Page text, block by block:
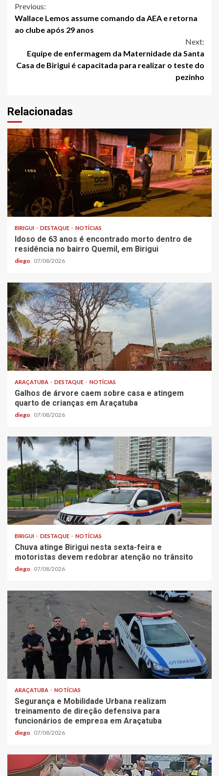
Continue
Reading
Previous:
Wallace Lemos assume comando da AEA e retorna
ao clube após 29 anos
Next:
Equipe de enfermagem da Maternidade da Santa
Casa de Birigui é capacitada para realizar o teste do
pezinho
Relacionadas
BIRIGUI DESTAQUE NOTÍCIAS
Idoso de 63 anos é encontrado morto dentro de
residência no bairro Quemil, em Birigui
diego 07/08/2026
ARAÇATUBA DESTAQUE NOTÍCIAS
Galhos de árvore caem sobre casa e atingem
quarto de crianças em Araçatuba
diego 07/08/2026
BIRIGUI DESTAQUE NOTÍCIAS
Chuva atinge Birigui nesta sexta-feira e
motoristas devem redobrar atenção no trânsito
diego 07/08/2026
ARAÇATUBA NOTÍCIAS
Segurança e Mobilidade Urbana realizam
treinamento de direção defensiva para
funcionários de empresa em Araçatuba
diego 07/08/2026